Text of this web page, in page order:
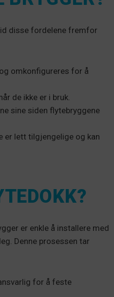
disse fordelene fremfor
omkonfigureres for å
de ikke er i bruk.
sine siden flytebryggene
er lett tilgjengelige og kan
er enkle å installere med
Denne prosessen tar
for å feste